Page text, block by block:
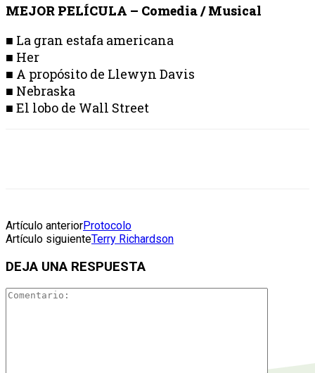
MEJOR PELÍCULA – Comedia / Musical
■ La gran estafa americana
■ Her
■ A propósito de Llewyn Davis
■ Nebraska
■ El lobo de Wall Street
Artículo anteriorProtocolo
Artículo siguienteTerry Richardson
DEJA UNA RESPUESTA